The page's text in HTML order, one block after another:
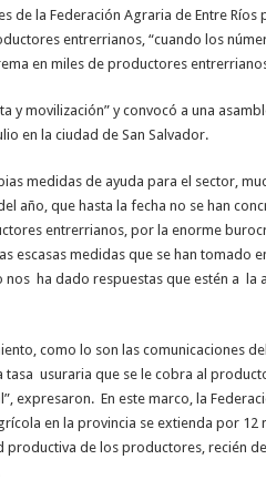
de la Federación Agraria de Entre Ríos
entrerrianos, “cuando los
en miles de productores
y movilización” y convocó a una
en la ciudad de San Salvador.
medidas de ayuda para el sector,
año, que hasta la fecha no se han
entrerrianos, por la enorme
escasas medidas que se han tomado
ha dado respuestas que estén a la
como lo son las comunicaciones
usuraria que se le cobra al
expresaron. En este marco, la
en la provincia se extienda por 12
productiva de los productores, recién